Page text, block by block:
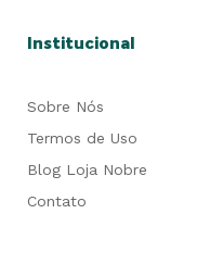
Institucional
Sobre Nós
Termos de Uso
Blog Loja Nobre
Contato